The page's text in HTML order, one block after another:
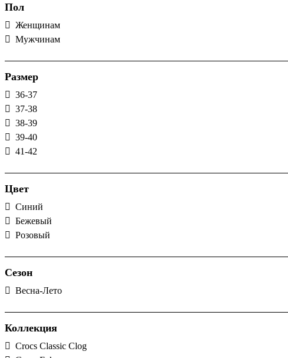
Пол
Женщинам
Мужчинам
Размер
36-37
37-38
38-39
39-40
41-42
Цвет
Cиний
Бежевый
Розовый
Сезон
Весна-Лето
Коллекция
Crocs Classic Clog